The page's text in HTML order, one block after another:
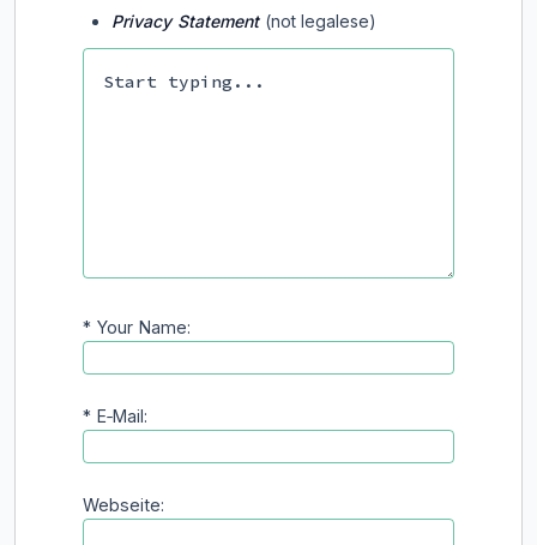
Privacy Statement(not legalese)
* Your Name:
* E‑Mail:
Webseite: